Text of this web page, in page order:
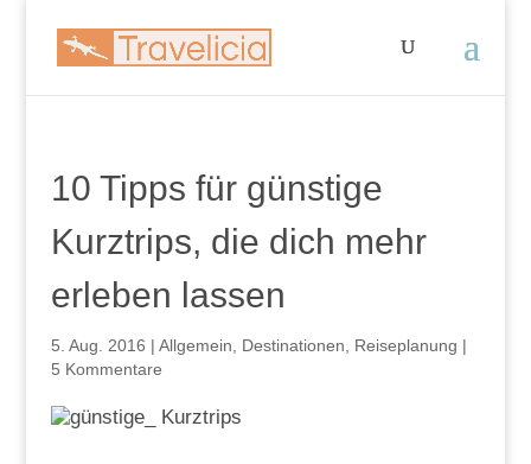
10 Tipps für günstige
Kurztrips, die dich mehr
erleben lassen
5. Aug. 2016 | Allgemein Destinationen Reiseplanung |
5 Kommentare